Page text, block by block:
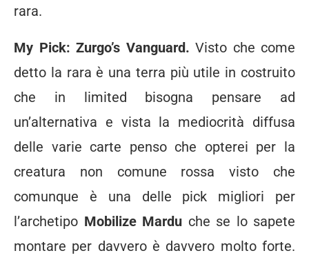
rara.
My Pick: Zurgo’s Vanguard. Visto che come
detto la rara è una terra più utile in costruito
che in limited bisogna pensare ad
un’alternativa e vista la mediocrità diffusa
delle varie carte penso che opterei per la
creatura non comune rossa visto che
comunque è una delle pick migliori per
l’archetipo Mobilize Mardu che se lo sapete
montare per davvero è davvero molto forte.